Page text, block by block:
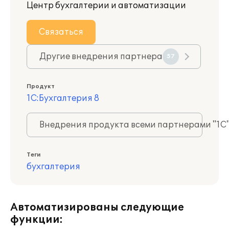
Центр бухгалтерии и автоматизации
Связаться
Другие внедрения партнера 57
Продукт
1С:Бухгалтерия 8
Внедрения продукта всеми партнерами
Теги
бухгалтерия
Автоматизированы следующие
функции: